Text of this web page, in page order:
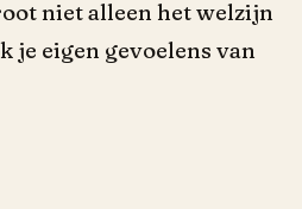
niet alleen het welzijn
je eigen gevoelens van